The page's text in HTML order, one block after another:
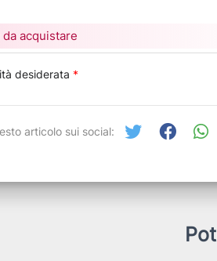
da acquistare
desiderata *
articolo sui social: